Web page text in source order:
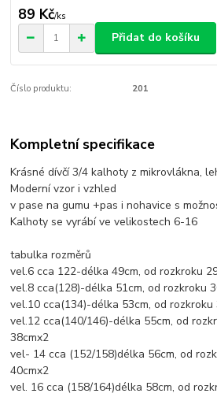
89 Kč/ks
Přidat do košíku
Číslo produktu: 201
Kompletní specifikace
Krásné dívčí 3/4 kalhoty z mikrovlákna,
Moderní vzor i vzhled
v pase na gumu +pas i nohavice s
Kalhoty se vyrábí ve velikostech 6-16
tabulka rozměrů
vel.6 cca 122-délka 49cm, od rozkroku
vel.8 cca(128)-délka 51cm, od rozkroku
vel.10 cca(134)-délka 53cm, od
vel.12 cca(140/146)-délka 55cm, od
38cmx2
vel- 14 cca (152/158)délka 56cm, od
40cmx2
vel. 16 cca (158/164)délka 58cm, od